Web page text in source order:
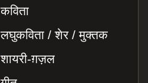
कविता
लघुकविता / शेर / मुक्तक
शायरी-ग़ज़ल